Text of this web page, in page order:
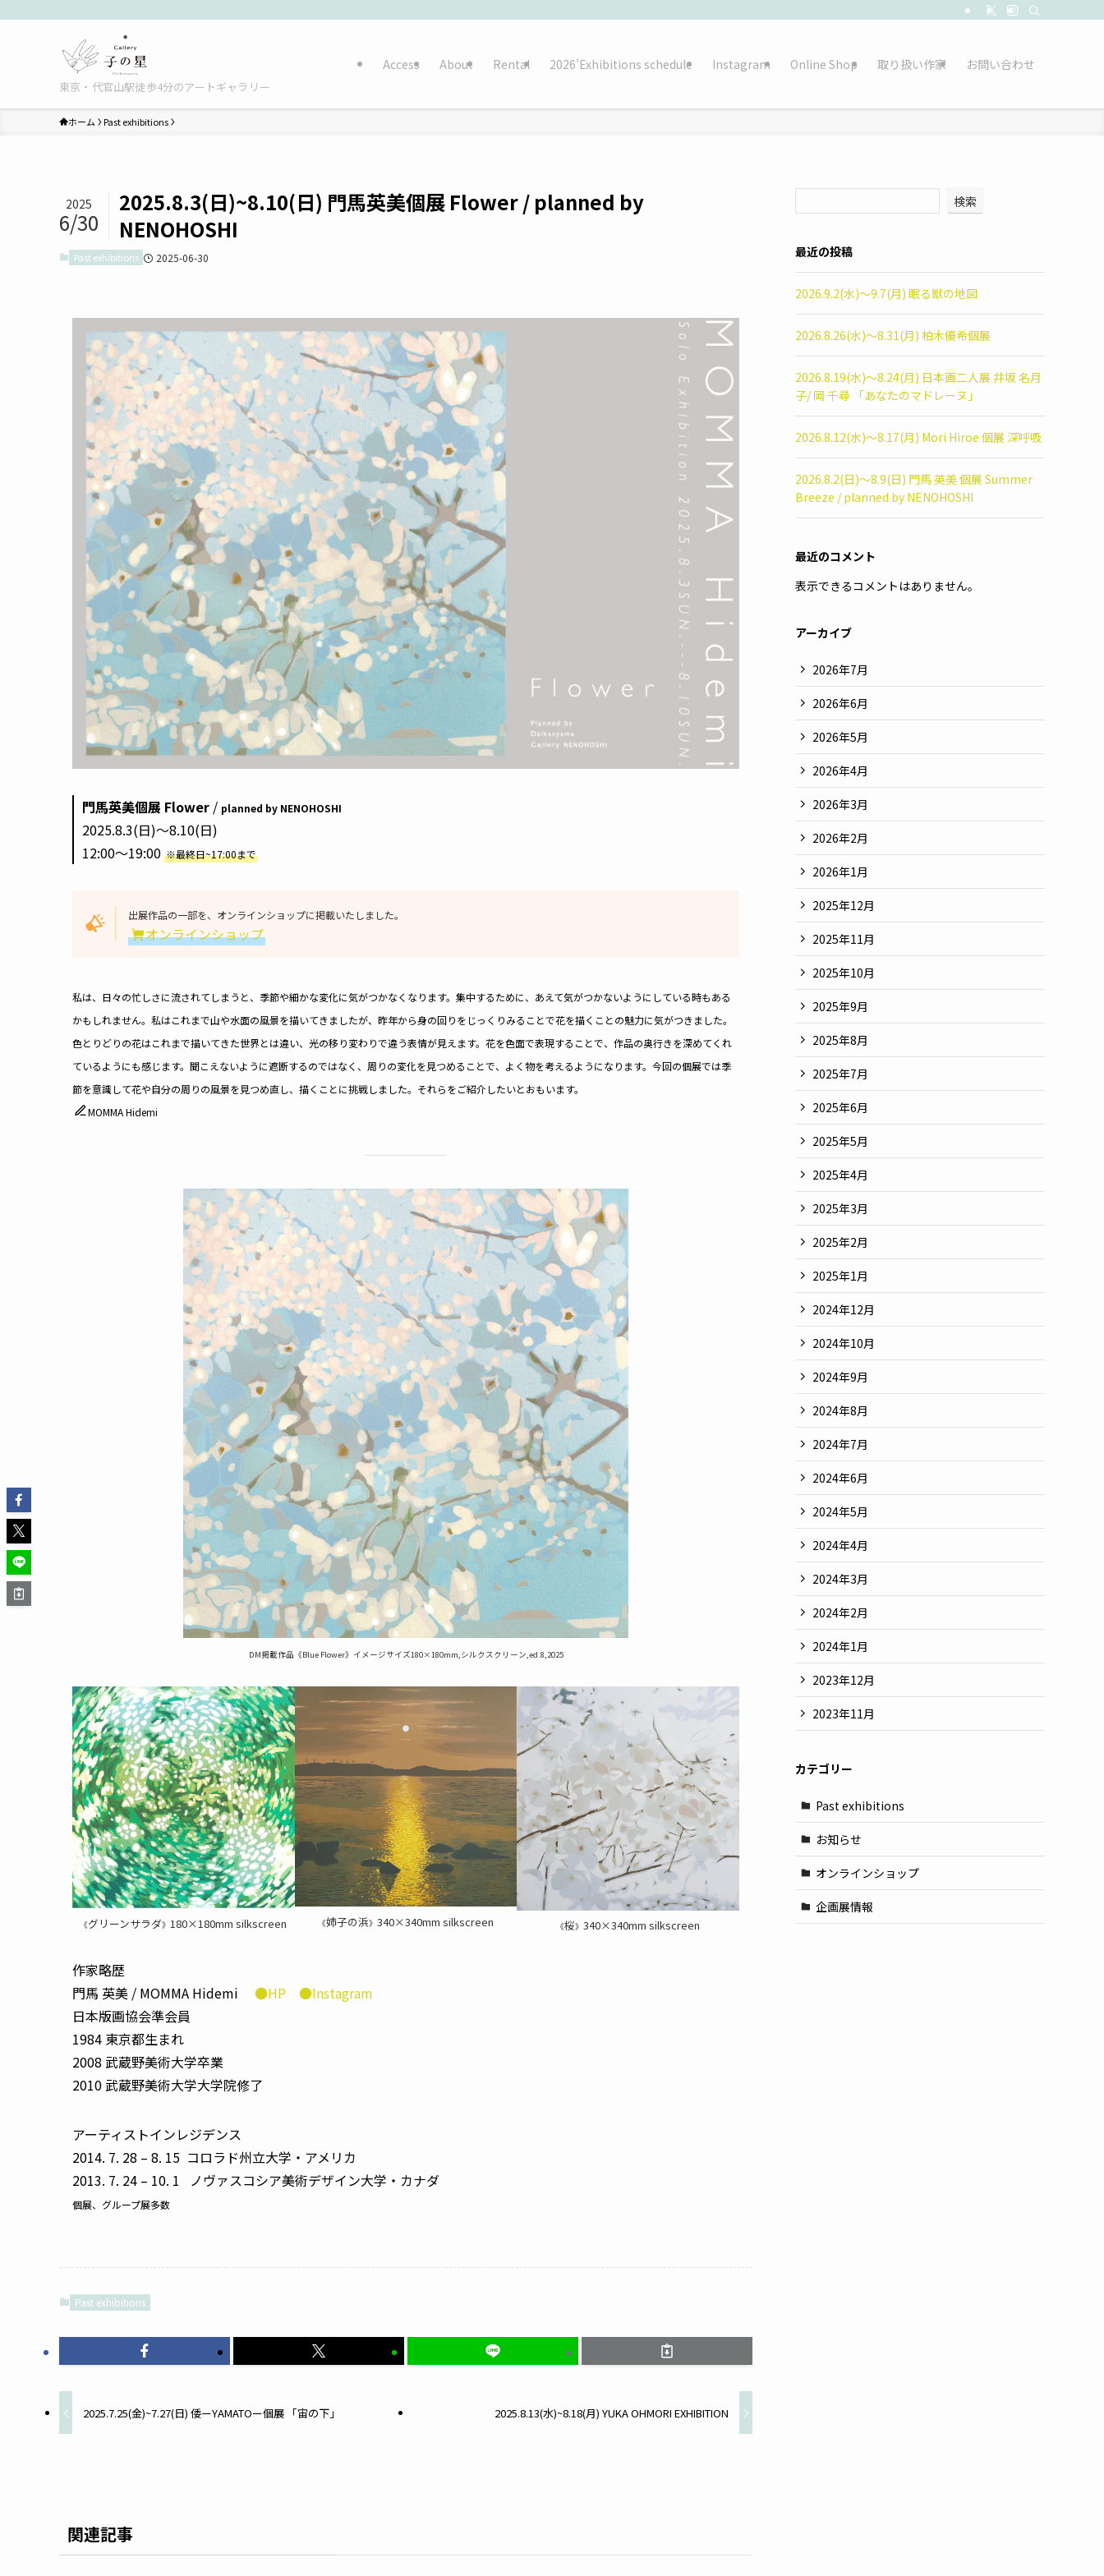
東京・代官山駅徒歩4分のアートギャラリー
Access About Rental 2026’Exhibitions schedule Instagram Online Shop 取り扱い作家 お問い合わせ
ホーム Past exhibitions
2025.8.3(日)~8.10(日) 門馬英美個展 Flower / planned by
NENOHOSHI
2025
6/30
Past exhibitions 2025-06-30
門馬英美個展 Flower / planned by NENOHOSHI
2025.8.3(日)〜8.10(日)
12:00〜19:00 ※最終日~17:00まで
出展作品の一部を、オンラインショップに掲載いたしました。
オンラインショップ
私は、日々の忙しさに流されてしまうと、季節や細かな変化に気がつかなくなります。集中するために、あえて気がつかないようにしている時もある
かもしれません。私はこれまで山や水面の風景を描いてきましたが、昨年から身の回りをじっくりみることで花を描くことの魅力に気がつきました。
色とりどりの花はこれまで描いてきた世界とは違い、光の移り変わりで違う表情が見えます。花を色面で表現することで、作品の奥行きを深めてくれ
ているようにも感じます。聞こえないように遮断するのではなく、周りの変化を見つめることで、よく物を考えるようになります。今回の個展では季
節を意識して花や自分の周りの風景を見つめ直し、描くことに挑戦しました。それらをご紹介したいとおもいます。
MOMMA Hidemi
DM掲載作品《Blue Flower》イメージサイズ180×180mm,シルクスクリーン,ed.8,2025
《グリーンサラダ》180×180mm silkscreen 《姉子の浜》 340×340mm silkscreen 《桜》340×340mm silkscreen
作家略歴
門馬 英美 / MOMMA Hidemi ●HP
●Instagram
日本版画協会準会員
1984 東京都生まれ
2008 武蔵野美術大学卒業
2010 武蔵野美術大学大学院修了
アーティストインレジデンス
2014. 7. 28 – 8. 15 コロラド州立大学・アメリカ
2013. 7. 24 – 10. 1 ノヴァスコシア美術デザイン大学・カナダ
個展、グループ展多数
Past exhibitions
2025.7.25(金)~7.27(日) 倭ーYAMATOー個展 「宙の下」 2025.8.13(水)~8.18(月) YUKA OHMORI EXHIBITION
関連記事
検索
最近の投稿
2026.9.2(水)〜9.7(月) 眠る獣の地図
2026.8.26(水)〜8.31(月) 柏木優希個展
2026.8.19(水)〜8.24(月) 日本画二人展 井坂 名月
子/ 岡 千尋 「あなたのマドレーヌ」
2026.8.12(水)〜8.17(月) Mori Hiroe 個展 深呼吸
2026.8.2(日)〜8.9(日) 門馬 英美 個展 Summer
Breeze / planned by NENOHOSHI
最近のコメント
表示できるコメントはありません。
アーカイブ
2026年7月
2026年6月
2026年5月
2026年4月
2026年3月
2026年2月
2026年1月
2025年12月
2025年11月
2025年10月
2025年9月
2025年8月
2025年7月
2025年6月
2025年5月
2025年4月
2025年3月
2025年2月
2025年1月
2024年12月
2024年10月
2024年9月
2024年8月
2024年7月
2024年6月
2024年5月
2024年4月
2024年3月
2024年2月
2024年1月
2023年12月
2023年11月
カテゴリー
Past exhibitions
お知らせ
オンラインショップ
企画展情報